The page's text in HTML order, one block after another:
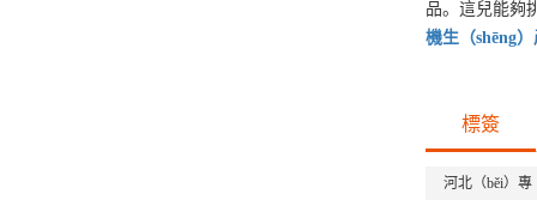
品。這兒能夠
機生（shēng
標簽
河北（běi）專